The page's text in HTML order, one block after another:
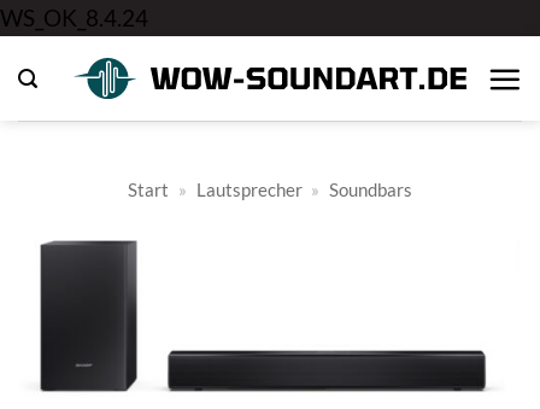
WS_OK_8.4.24
springen
Start » Lautsprecher » Soundbars